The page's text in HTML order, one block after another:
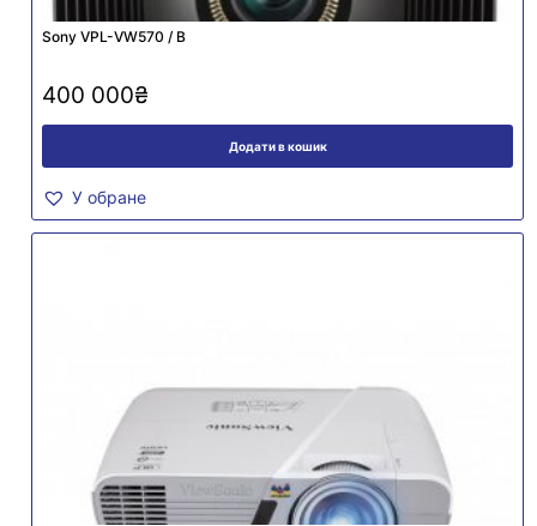
Sony VPL-VW570 / B
400 000₴
Додати в кошик
У обране